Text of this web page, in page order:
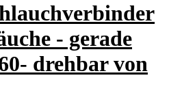
- gerade
drehbar von